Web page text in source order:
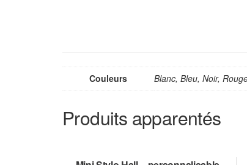
Couleurs Blanc, Bleu, Noir,
Produits apparentés